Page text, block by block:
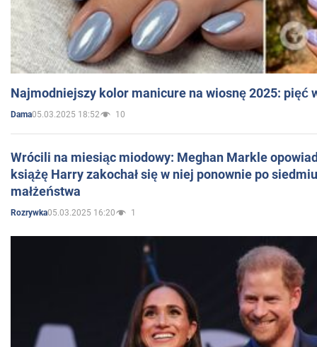
Najmodniejszy kolor manicure na wiosnę 2025: pięć
Dama05.03.2025 18:52 10
Wrócili na miesiąc miodowy: Meghan Markle
książę Harry zakochał się w niej ponownie po
małżeństwa
Rozrywka05.03.2025 16:20 1